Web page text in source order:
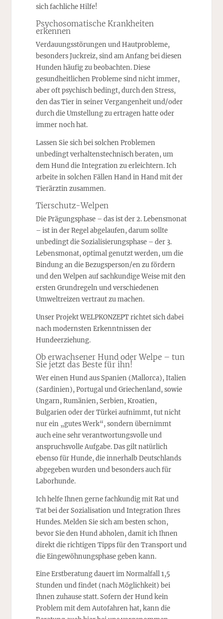
sich fachliche Hilfe!
Psychosomatische Krankheiten
erkennen
Verdauungsstörungen und Hautprobleme,
besonders Juckreiz, sind am Anfang bei diesen
Hunden häufig zu beobachten. Diese
gesundheitlichen Probleme sind nicht immer,
aber oft psychisch bedingt, durch den Stress,
den das Tier in seiner Vergangenheit und/oder
durch die Umstellung zu ertragen hatte oder
immer noch hat.
Lassen Sie sich bei solchen Problemen
unbedingt verhaltenstechnisch beraten, um
dem Hund die Integration zu erleichtern. Ich
arbeite in solchen Fällen Hand in Hand mit der
Tierärztin zusammen.
Tierschutz-Welpen
Die Prägungsphase – das ist der 2. Lebensmonat
– ist in der Regel abgelaufen, darum sollte
unbedingt die Sozialisierungsphase – der 3.
Lebensmonat, optimal genutzt werden, um die
Bindung an die Bezugsperson/en zu fördern
und den Welpen auf sachkundige Weise mit den
ersten Grundregeln und verschiedenen
Umweltreizen vertraut zu machen.
Unser Projekt WELPKONZEPT richtet sich dabei
nach modernsten Erkenntnissen der
Hundeerziehung.
Ob erwachsener Hund oder Welpe – tun
Sie jetzt das Beste für ihn!
Wer einen Hund aus Spanien (Mallorca), Italien
(Sardinien), Portugal und Griechenland, sowie
Ungarn, Rumänien, Serbien, Kroatien,
Bulgarien oder der Türkei aufnimmt, tut nicht
nur ein „gutes Werk“, sondern übernimmt
auch eine sehr verantwortungsvolle und
anspruchsvolle Aufgabe. Das gilt natürlich
ebenso für Hunde, die innerhalb Deutschlands
abgegeben wurden und besonders auch für
Laborhunde.
Ich helfe Ihnen gerne fachkundig mit Rat und
Tat bei der Sozialisation und Integration Ihres
Hundes. Melden Sie sich am besten schon,
bevor Sie den Hund abholen, damit ich Ihnen
direkt die richtigen Tipps für den Transport und
die Eingewöhnungsphase geben kann.
Eine Erstberatung dauert im Normalfall 1,5
Stunden und findet (nach Möglichkeit) bei
Ihnen zuhause statt. Sofern der Hund kein
Problem mit dem Autofahren hat, kann die